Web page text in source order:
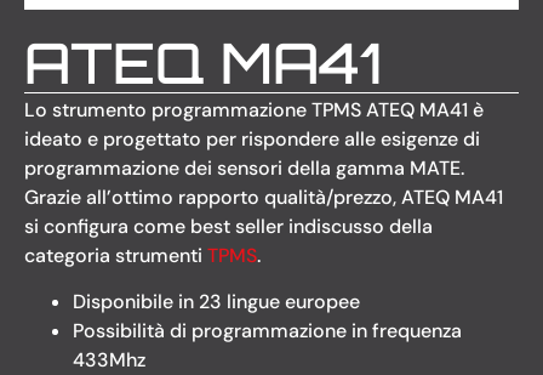
ATEQ MA41
Lo strumento programmazione TPMS ATEQ MA41 è
ideato e progettato per rispondere alle esigenze di
programmazione dei sensori della gamma MATE.
Grazie all’ottimo rapporto qualità/prezzo, ATEQ MA41
si configura come best seller indiscusso della
categoria strumenti TPMS.
Disponibile in 23 lingue europee
Possibilità di programmazione in frequenza
433Mhz